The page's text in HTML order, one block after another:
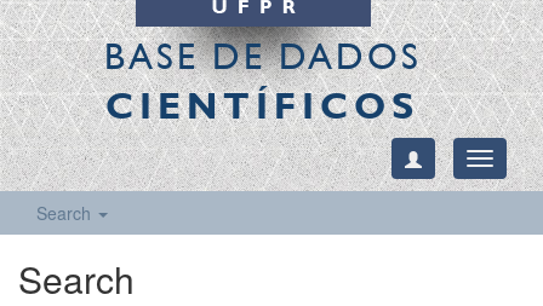
BASE DE DADOS
CIENTÍFICOS
Toggle
Search
Search